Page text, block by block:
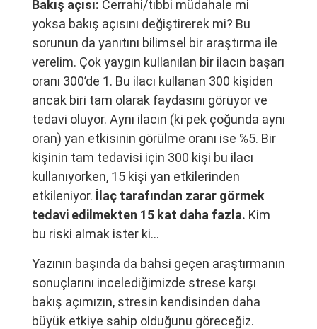
Bakış açısı: Cerrahi/tıbbi müdahale mi
yoksa bakış açısını değiştirerek mi? Bu
sorunun da yanıtını bilimsel bir araştırma ile
verelim. Çok yaygın kullanılan bir ilacın başarı
oranı 300’de 1. Bu ilacı kullanan 300 kişiden
ancak biri tam olarak faydasını görüyor ve
tedavi oluyor. Aynı ilacın (ki pek çoğunda aynı
oran) yan etkisinin görülme oranı ise %5. Bir
kişinin tam tedavisi için 300 kişi bu ilacı
kullanıyorken, 15 kişi yan etkilerinden
etkileniyor. İlaç tarafından zarar görmek
tedavi edilmekten 15 kat daha fazla. Kim
bu riski almak ister ki…
Yazının başında da bahsi geçen araştırmanın
sonuçlarını incelediğimizde strese karşı
bakış açımızın, stresin kendisinden daha
büyük etkiye sahip olduğunu göreceğiz.